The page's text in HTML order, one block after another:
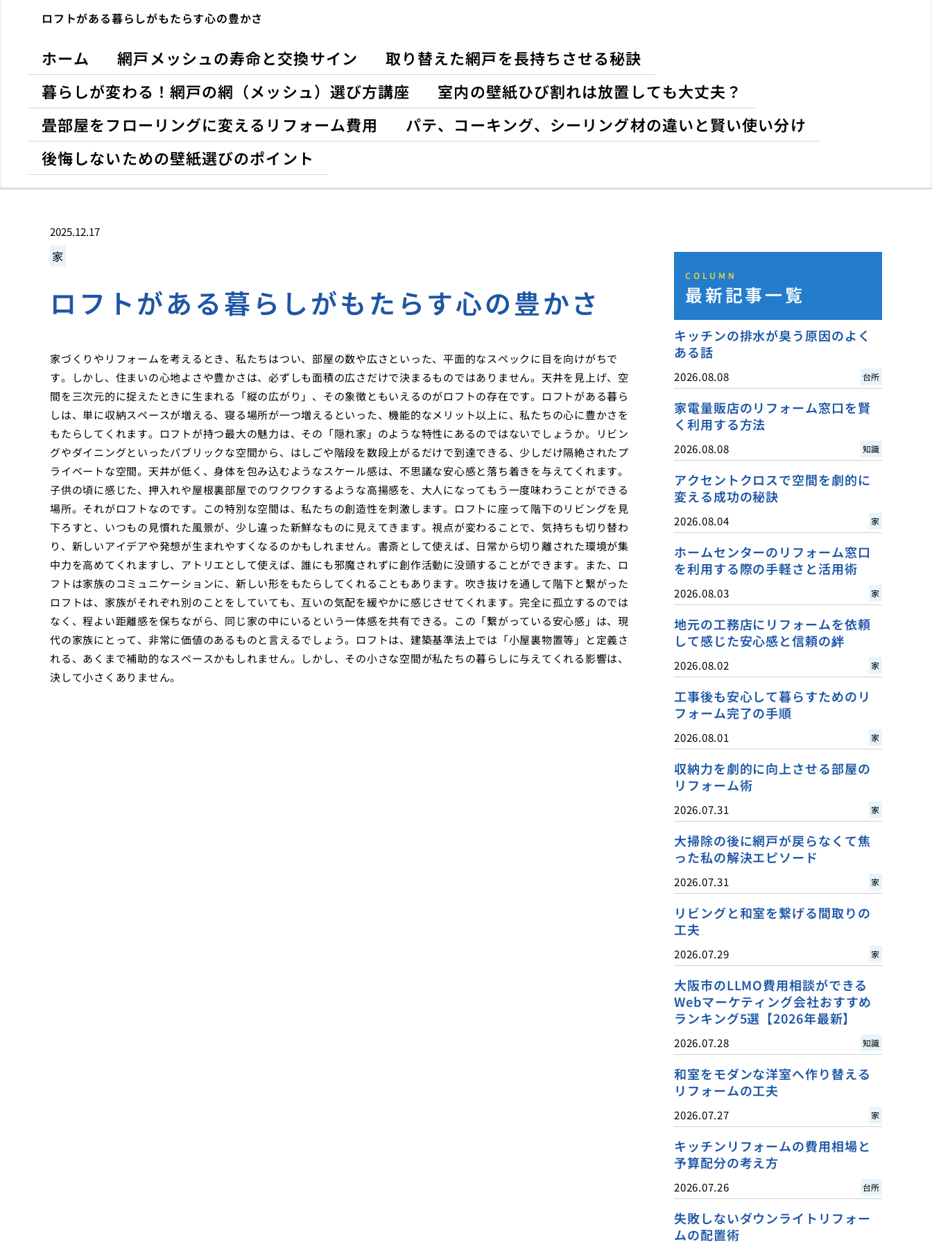
ロフトがある暮らしがもたらす心の豊かさ
ホーム 網戸メッシュの寿命と交換サイン
取り替えた網戸を長持ちさせる秘訣
暮らしが変わる！網戸の網（メッシュ）選び方講座
室内の壁紙ひび割れは放置しても大丈夫？
畳部屋をフローリングに変えるリフォーム費用
パテ、コーキング、シーリング材の違いと賢い使い分け
後悔しないための壁紙選びのポイント
2025.12.17
家
ロフトがある暮らしがもたらす心の豊かさ
家づくりやリフォームを考えるとき、私たちはつい、部屋の数や広さといった、平面的なスペックに目を向けがちで
す。しかし、住まいの心地よさや豊かさは、必ずしも面積の広さだけで決まるものではありません。天井を見上げ、空
間を三次元的に捉えたときに生まれる「縦の広がり」、その象徴ともいえるのがロフトの存在です。ロフトがある暮ら
しは、単に収納スペースが増える、寝る場所が一つ増えるといった、機能的なメリット以上に、私たちの心に豊かさを
もたらしてくれます。ロフトが持つ最大の魅力は、その「隠れ家」のような特性にあるのではないでしょうか。リビン
グやダイニングといったパブリックな空間から、はしごや階段を数段上がるだけで到達できる、少しだけ隔絶されたプ
ライベートな空間。天井が低く、身体を包み込むようなスケール感は、不思議な安心感と落ち着きを与えてくれます。
子供の頃に感じた、押入れや屋根裏部屋でのワクワクするような高揚感を、大人になってもう一度味わうことができる
場所。それがロフトなのです。この特別な空間は、私たちの創造性を刺激します。ロフトに座って階下のリビングを見
下ろすと、いつもの見慣れた風景が、少し違った新鮮なものに見えてきます。視点が変わることで、気持ちも切り替わ
り、新しいアイデアや発想が生まれやすくなるのかもしれません。書斎として使えば、日常から切り離された環境が集
中力を高めてくれますし、アトリエとして使えば、誰にも邪魔されずに創作活動に没頭することができます。また、ロ
フトは家族のコミュニケーションに、新しい形をもたらしてくれることもあります。吹き抜けを通して階下と繋がった
ロフトは、家族がそれぞれ別のことをしていても、互いの気配を緩やかに感じさせてくれます。完全に孤立するのでは
なく、程よい距離感を保ちながら、同じ家の中にいるという一体感を共有できる。この「繋がっている安心感」は、現
代の家族にとって、非常に価値のあるものと言えるでしょう。ロフトは、建築基準法上では「小屋裏物置等」と定義さ
れる、あくまで補助的なスペースかもしれません。しかし、その小さな空間が私たちの暮らしに与えてくれる影響は、
決して小さくありません。
COLUMN
最新記事一覧
キッチンの排水が臭う原因のよく
ある話
2026.08.08 台所
家電量販店のリフォーム窓口を賢
く利用する方法
2026.08.08 知識
アクセントクロスで空間を劇的に
変える成功の秘訣
2026.08.04 家
ホームセンターのリフォーム窓口
を利用する際の手軽さと活用術
2026.08.03 家
地元の工務店にリフォームを依頼
して感じた安心感と信頼の絆
2026.08.02 家
工事後も安心して暮らすためのリ
フォーム完了の手順
2026.08.01 家
収納力を劇的に向上させる部屋の
リフォーム術
2026.07.31 家
大掃除の後に網戸が戻らなくて焦
った私の解決エピソード
2026.07.31 家
リビングと和室を繋げる間取りの
工夫
2026.07.29 家
大阪市のLLMO費用相談ができる
Webマーケティング会社おすすめ
ランキング5選【2026年最新】
2026.07.28 知識
和室をモダンな洋室へ作り替える
リフォームの工夫
2026.07.27 家
キッチンリフォームの費用相場と
予算配分の考え方
2026.07.26 台所
失敗しないダウンライトリフォー
ムの配置術